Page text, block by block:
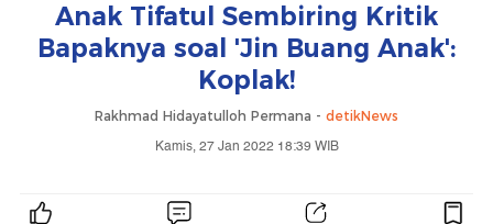
Anak Tifatul Sembiring Kritik
Bapaknya soal 'Jin Buang Anak':
Koplak!
Rakhmad Hidayatulloh Permana - detikNews
Kamis, 27 Jan 2022 18:39 WIB